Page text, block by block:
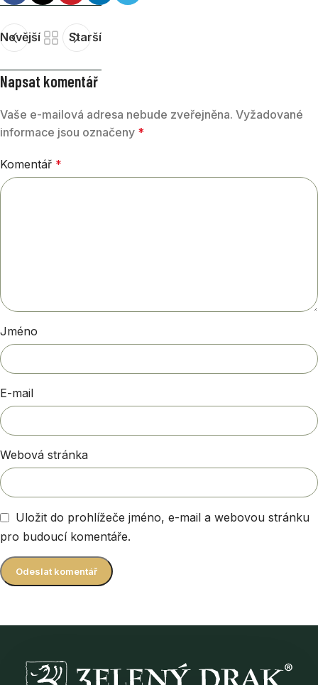
Novější Starší
Napsat komentář
Vaše e-mailová adresa nebude zveřejněna. Vyžadované
informace jsou označeny *
Komentář *
Jméno
E-mail
Webová stránka
Uložit do prohlížeče jméno, e-mail a webovou stránku
pro budoucí komentáře.